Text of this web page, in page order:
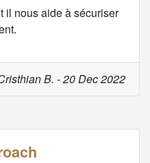
il nous aide à sécuriser
B. - 20 Dec 2022